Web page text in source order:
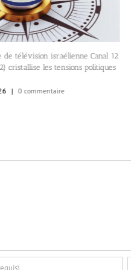
de télévision israélienne Canal 12
cristallise les tensions politiques
| 0 commentaire